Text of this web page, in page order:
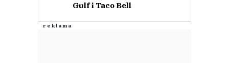
Gulf i Taco Bell